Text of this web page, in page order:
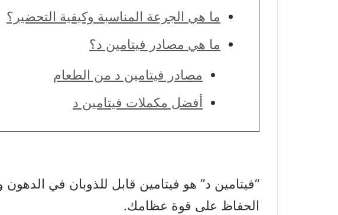
ما هي الجرعة المناسبة وكيفية التحضير؟
ما هي مصادر فيتامين د؟
مصادر فيتامين د من الطعام
أفضل مكملات فيتامين د
“فيتامين د” هو فيتامين قابل للذوبان في
الحفاظ على قوة عظامك.